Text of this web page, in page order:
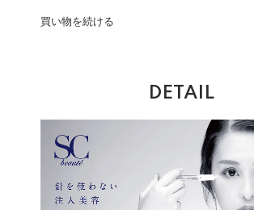
買い物を続ける
DETAIL